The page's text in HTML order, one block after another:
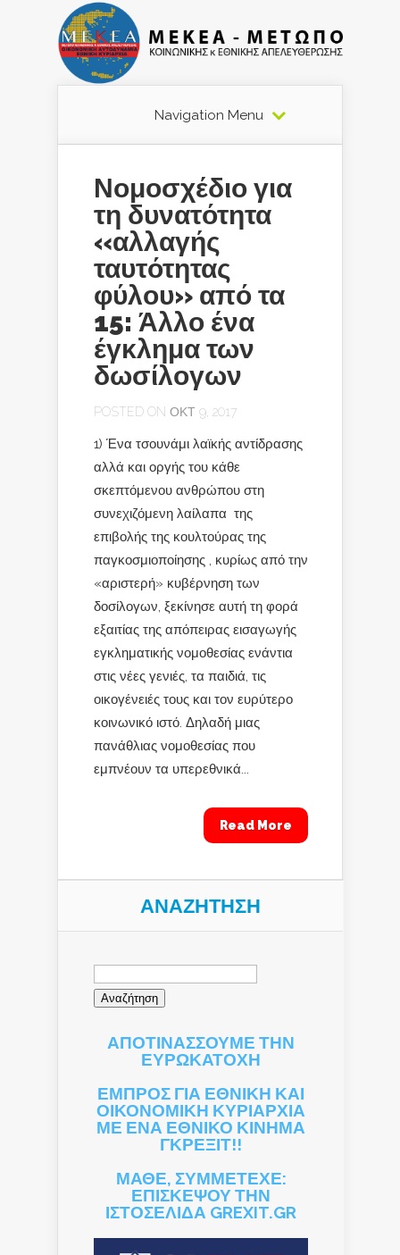
Navigation Menu
Νομοσχέδιο για
τη δυνατότητα
«αλλαγής
ταυτότητας
φύλου» από τα
15: Άλλο ένα
έγκλημα των
δωσίλογων
POSTED ON ΟΚΤ 9, 2017
1) Ένα τσουνάμι λαϊκής αντίδρασης
αλλά και οργής του κάθε
σκεπτόμενου ανθρώπου στη
συνεχιζόμενη λαίλαπα της
επιβολής της κουλτούρας της
παγκοσμιοποίησης , κυρίως από την
«αριστερή» κυβέρνηση των
δοσίλογων, ξεκίνησε αυτή τη φορά
εξαιτίας της απόπειρας εισαγωγής
εγκληματικής νομοθεσίας ενάντια
στις νέες γενιές, τα παιδιά, τις
οικογένειές τους και τον ευρύτερο
κοινωνικό ιστό. Δηλαδή μιας
πανάθλιας νομοθεσίας που
εμπνέουν τα υπερεθνικά...
Read More
ΑΝΑΖΉΤΗΣΗ
Αναζήτηση
ΑΠΟΤΙΝΑΣΣΟΥΜΕ ΤΗΝ
ΕΥΡΩΚΑΤΟΧΗ
ΕΜΠΡΟΣ ΓΙΑ ΕΘΝΙΚΗ ΚΑΙ
ΟΙΚΟΝΟΜΙΚΗ ΚΥΡΙΑΡΧΙΑ
ΜΕ ΕΝΑ ΕΘΝΙΚΟ ΚΙΝΗΜΑ
ΓΚΡΕΞΙΤ!!
ΜΑΘΕ, ΣΥΜΜΕΤΕΧΕ:
ΕΠΙΣΚΕΨΟΥ ΤΗΝ
ΙΣΤΟΣΕΛΙΔΑ GREXIT.GR